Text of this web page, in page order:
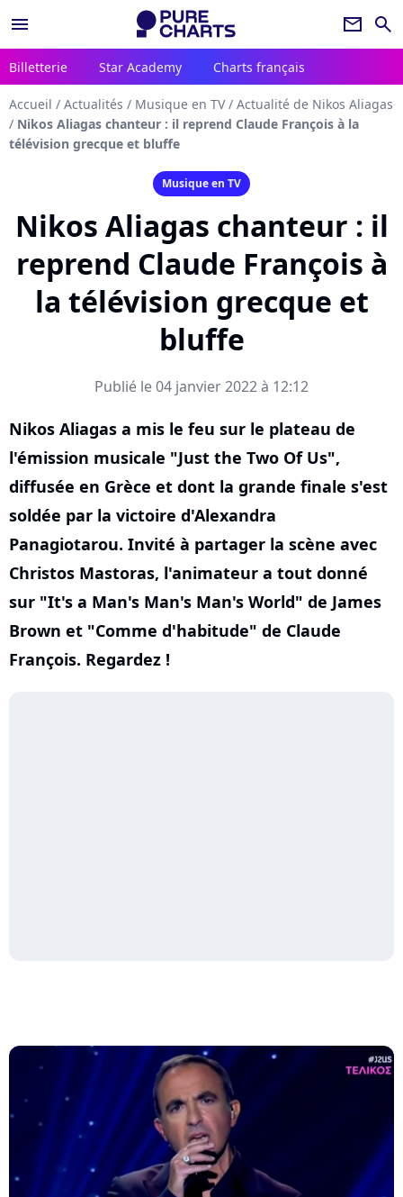
menu newsletter search
Billetterie Star Academy Charts français
Accueil / Actualités / Musique en TV / Actualité de Nikos Aliagas
/ Nikos Aliagas chanteur : il reprend Claude François à la
télévision grecque et bluffe
Musique en TV
Nikos Aliagas chanteur : il
reprend Claude François à
la télévision grecque et
bluffe
Publié le 04 janvier 2022 à 12:12
Nikos Aliagas a mis le feu sur le plateau de
l'émission musicale "Just the Two Of Us",
diffusée en Grèce et dont la grande finale s'est
soldée par la victoire d'Alexandra
Panagiotarou. Invité à partager la scène avec
Christos Mastoras, l'animateur a tout donné
sur "It's a Man's Man's Man's World" de James
Brown et "Comme d'habitude" de Claude
François. Regardez !